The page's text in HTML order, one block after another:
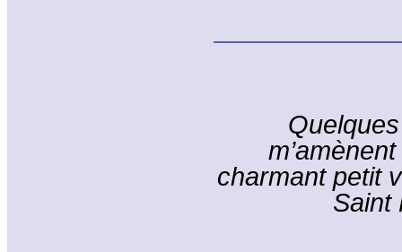
charmant petit
Saint